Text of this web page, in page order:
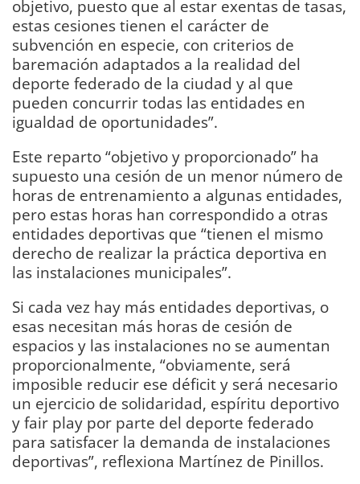
objetivo, puesto que al estar exentas de tasas,
estas cesiones tienen el carácter de
subvención en especie, con criterios de
baremación adaptados a la realidad del
deporte federado de la ciudad y al que
pueden concurrir todas las entidades en
igualdad de oportunidades”.
Este reparto “objetivo y proporcionado” ha
supuesto una cesión de un menor número de
horas de entrenamiento a algunas entidades,
pero estas horas han correspondido a otras
entidades deportivas que “tienen el mismo
derecho de realizar la práctica deportiva en
las instalaciones municipales”.
Si cada vez hay más entidades deportivas, o
esas necesitan más horas de cesión de
espacios y las instalaciones no se aumentan
proporcionalmente, “obviamente, será
imposible reducir ese déficit y será necesario
un ejercicio de solidaridad, espíritu deportivo
y fair play por parte del deporte federado
para satisfacer la demanda de instalaciones
deportivas”, reflexiona Martínez de Pinillos.